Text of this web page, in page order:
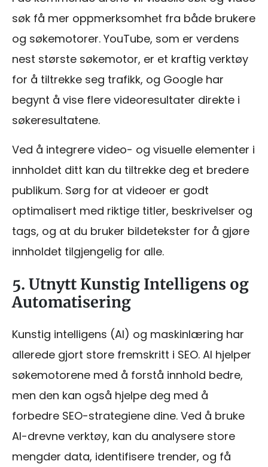
søk få mer oppmerksomhet fra både brukere
og søkemotorer. YouTube, som er verdens
nest største søkemotor, er et kraftig verktøy
for å tiltrekke seg trafikk, og Google har
begynt å vise flere videoresultater direkte i
søkeresultatene.
Ved å integrere video- og visuelle elementer i
innholdet ditt kan du tiltrekke deg et bredere
publikum. Sørg for at videoer er godt
optimalisert med riktige titler, beskrivelser og
tags, og at du bruker bildetekster for å gjøre
innholdet tilgjengelig for alle.
5. Utnytt Kunstig Intelligens og
Automatisering
Kunstig intelligens (AI) og maskinlæring har
allerede gjort store fremskritt i SEO. AI hjelper
søkemotorene med å forstå innhold bedre,
men den kan også hjelpe deg med å
forbedre SEO-strategiene dine. Ved å bruke
AI-drevne verktøy, kan du analysere store
mengder data, identifisere trender, og få